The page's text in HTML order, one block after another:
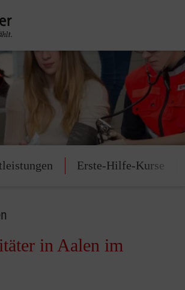
Erste-Hilfe-Kurse
in Aalen im